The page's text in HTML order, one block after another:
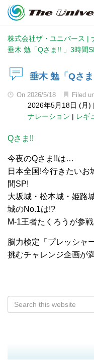
株式会社ザ・ユニバース |
垂木 勉「Qさま!! 」3時間
垂木 勉「Qさ
On 2026/5/18 Filed
2026年5月18日 (月) |
ナレーション | レギ
Qさま!!
今夜のQさま!!は…
日本全国!今行きたい
間SP!
大坂城・松本城・姫路
城のNo.1は!?
M-1王者たくろうが参戦
脳力検定「プレッシャ
挑むチャレンジ企画が